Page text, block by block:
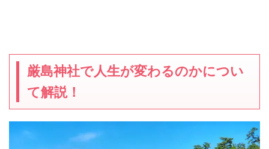
厳島神社で人生が変わるのかについ
て解説！